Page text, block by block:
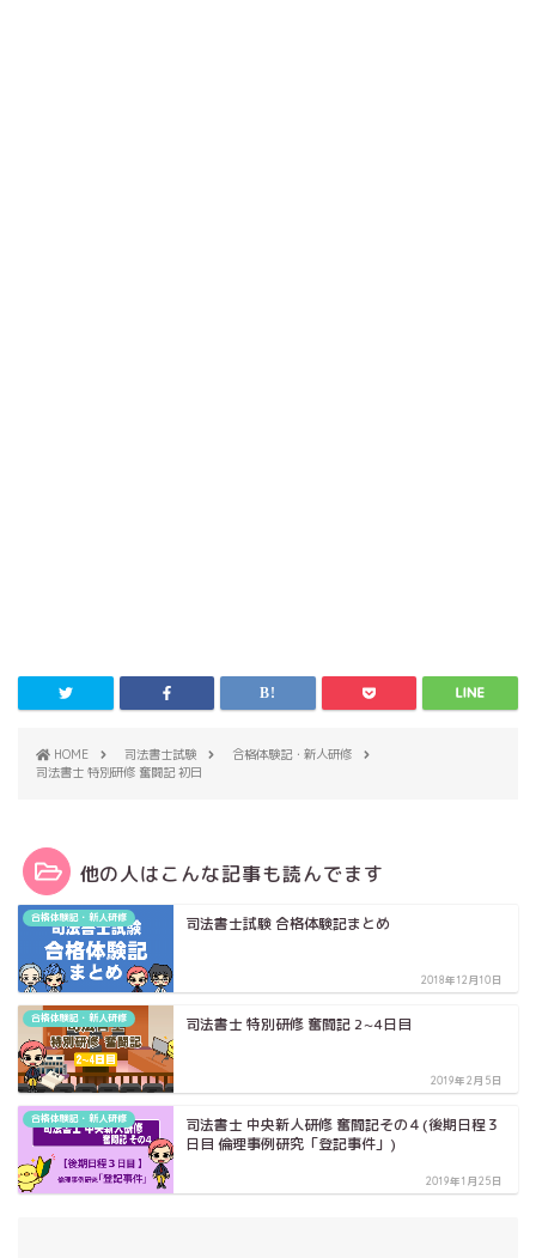
HOME 司法書士試験
合格体験記・新人研修
司法書士 特別研修 奮闘記 初日
他の人はこんな記事も読んでます
合格体験記・新人研修 司法書士試験 合格体験記まとめ
2018年12月10日
合格体験記・新人研修 司法書士 特別研修 奮闘記 2~4日目
2019年2月5日
合格体験記・新人研修
司法書士 中央新人研修 奮闘記その４(後期日程３
日目 倫理事例研究「登記事件」)
2019年1月25日